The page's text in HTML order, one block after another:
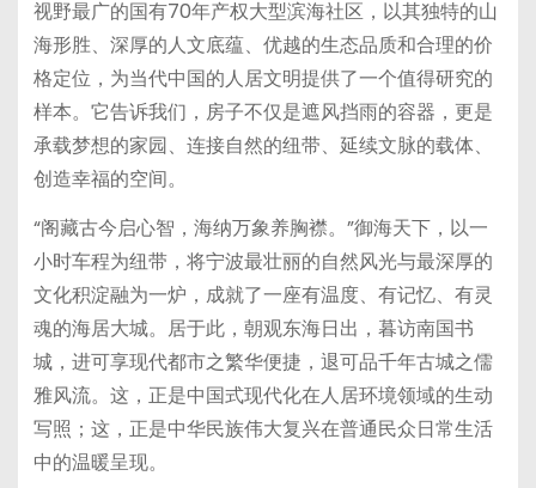
视野最广的国有70年产权大型滨海社区，以其独特的山
海形胜、深厚的人文底蕴、优越的生态品质和合理的价
格定位，为当代中国的人居文明提供了一个值得研究的
样本。它告诉我们，房子不仅是遮风挡雨的容器，更是
承载梦想的家园、连接自然的纽带、延续文脉的载体、
创造幸福的空间。
“阁藏古今启心智，海纳万象养胸襟。”御海天下，以一
小时车程为纽带，将宁波最壮丽的自然风光与最深厚的
文化积淀融为一炉，成就了一座有温度、有记忆、有灵
魂的海居大城。居于此，朝观东海日出，暮访南国书
城，进可享现代都市之繁华便捷，退可品千年古城之儒
雅风流。这，正是中国式现代化在人居环境领域的生动
写照；这，正是中华民族伟大复兴在普通民众日常生活
中的温暖呈现。